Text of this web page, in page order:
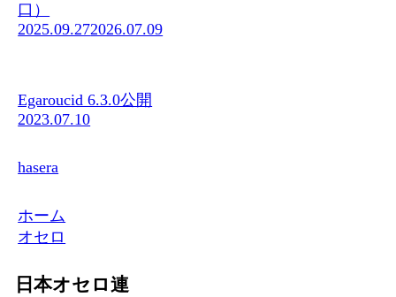
口）
2025.09.272026.07.09
Egaroucid 6.3.0公開
2023.07.10
hasera
ホーム
オセロ
日本オセロ連